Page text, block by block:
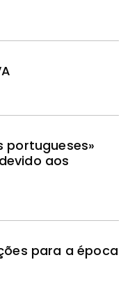
portugueses»
aos
para a época